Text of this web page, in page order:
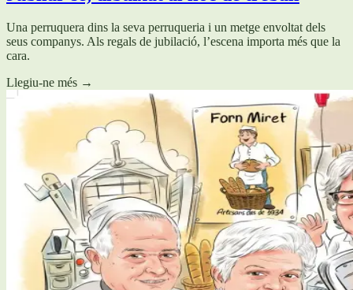
Una perruquera dins la seva perruqueria i un metge envoltat dels
seus companys. Als regals de jubilació, l’escena importa més que la
cara.
Llegiu-ne més →